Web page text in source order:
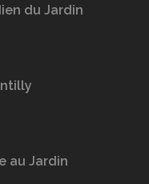
du Jardin
au Jardin